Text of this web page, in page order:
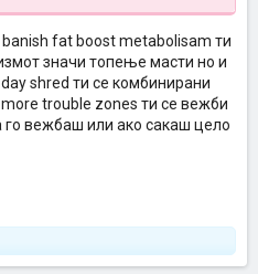
fat boost metabolisam ти
значи топење масти но и
shred ти се комбинирани
trouble zones ти се вежби
го вежбаш или ако сакаш цело